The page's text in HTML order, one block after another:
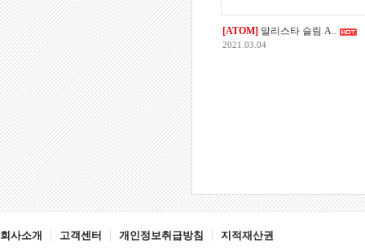
[ATOM] 말리스타 슬림 A..
2021.03.04
회사소개 고객센터 개인정보취급방침
지적재산권